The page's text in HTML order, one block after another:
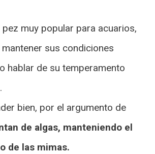
pez muy popular para acuarios,
sus condiciones
hablar de su temperamento
bien, por el argumento de
de algas, manteniendo el
de las mimas.